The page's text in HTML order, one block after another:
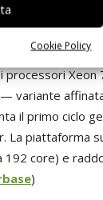
Cookie Policy
confermato
processori Xeon
variante
il primo ciclo
La piattaforma
core) e
)